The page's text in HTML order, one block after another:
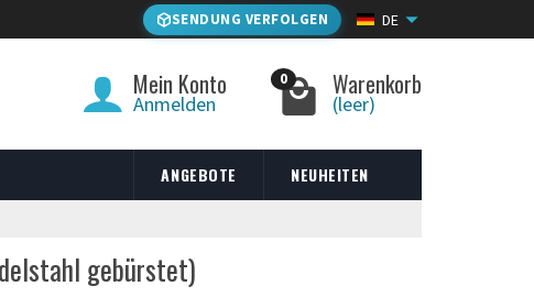
SENDUNG VERFOLGEN DE
Mein Konto
Anmelden
0 Warenkorb
(leer)
ANGEBOTE NEUHEITEN
gebürstet)